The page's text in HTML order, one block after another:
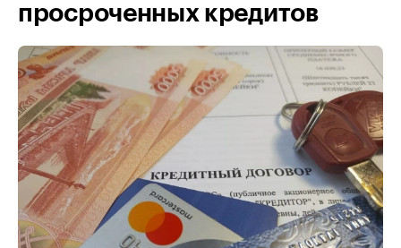
просроченных кредитов